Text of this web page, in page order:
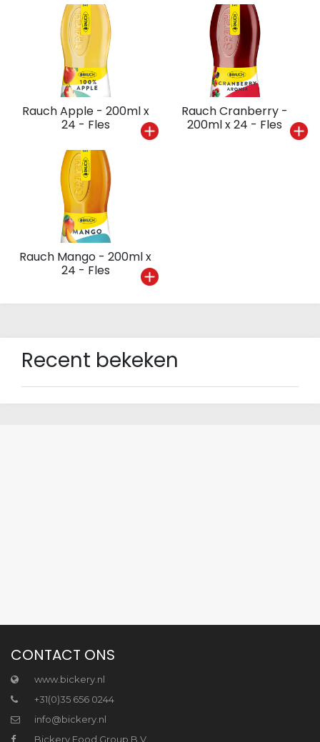
Rauch Apple - 200ml x
24 - Fles
Rauch Cranberry -
200ml x 24 - Fles
Rauch Mango - 200ml x
24 - Fles
Recent bekeken
CONTACT ONS
www.bickery.nl
+31(0)35 656 0244
info@bickery.nl
Bickery Food Group B.V.